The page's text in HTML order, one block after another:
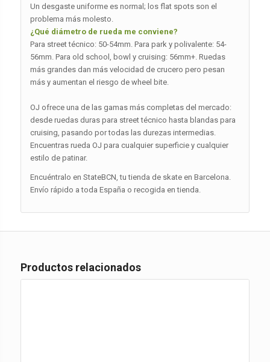
Un desgaste uniforme es normal; los flat spots son el
problema más molesto.
¿Qué diámetro de rueda me conviene?
Para street técnico: 50-54mm. Para park y polivalente: 54-
56mm. Para old school, bowl y cruising: 56mm+. Ruedas
más grandes dan más velocidad de crucero pero pesan
más y aumentan el riesgo de wheel bite.
OJ ofrece una de las gamas más completas del mercado:
desde ruedas duras para street técnico hasta blandas para
cruising, pasando por todas las durezas intermedias.
Encuentras rueda OJ para cualquier superficie y cualquier
estilo de patinar.
Encuéntralo en StateBCN, tu tienda de skate en Barcelona.
Envío rápido a toda España o recogida en tienda.
Productos relacionados